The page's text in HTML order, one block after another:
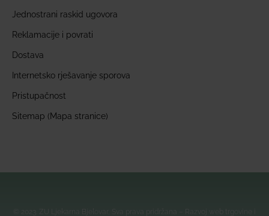
Jednostrani raskid ugovora
Reklamacije i povrati
Dostava
Internetsko rješavanje sporova
Pristupačnost
Sitemap (Mapa stranice)